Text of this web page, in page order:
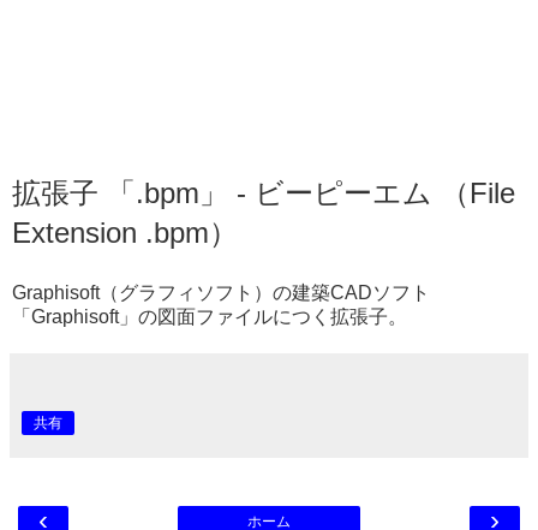
拡張子 「.bpm」 - ビーピーエム （File
Extension .bpm）
Graphisoft（グラフィソフト）の建築CADソフト
「Graphisoft」の図面ファイルにつく拡張子。
共有
‹ ›
ホーム